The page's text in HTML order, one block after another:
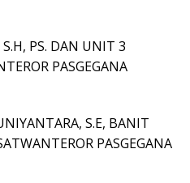
PS. DAN UNIT 3
PASGEGANA
S.E, BANIT
PASGEGANA